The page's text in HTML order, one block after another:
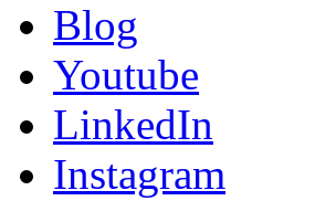
Blog
Youtube
LinkedIn
Instagram